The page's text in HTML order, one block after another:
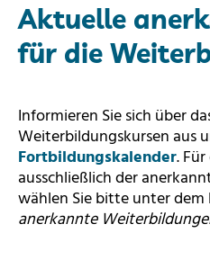
Aktuelle
für die
Informieren Sie sich über
Weiterbildungskursen aus
Fortbildungskalender.
ausschließlich der
wählen Sie bitte unter dem
anerkannte